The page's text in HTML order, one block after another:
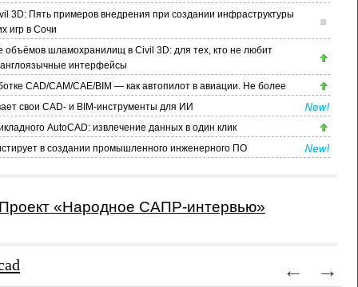
3D: Пять примеров внедрения при создании инфраструктуры
игр в Сочи
объёмов шламохранилищ в Civil 3D: для тех, кто не любит
интерфейсы
CAD/CAM/CAE/BIM — как автопилот в авиации. Не более
свои CAD- и BIM-инструменты для ИИ
AutoCAD: извлечение данных в один клик
в создании промышленного инженерного ПО
«Народное САПР-интервью»
← →